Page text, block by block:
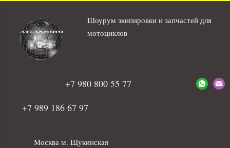
Шоурум экипировки и запчастей для
мотоциклов
+7 980 800 55 77
+7 989 186 67 97
Москва м. Щукинская